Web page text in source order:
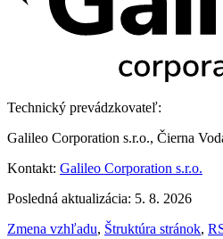
Technický prevádzkovateľ:
Galileo Corporation s.r.o., Čierna
Kontakt: Galileo Corporation s.r.o.
Posledná aktualizácia: 5. 8. 2026
Zmena vzhľadu, Štruktúra stránok,